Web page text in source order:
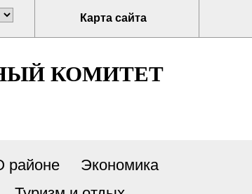
Карта сайта
КОМИТЕТ
районе
Экономика